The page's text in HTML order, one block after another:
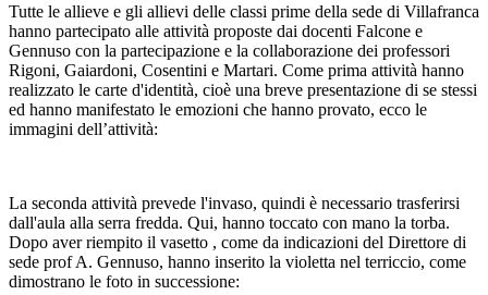
Tutte le allieve e gli allievi delle classi prime della sede di Villafranca
hanno partecipato alle attività proposte dai docenti Falcone e
Gennuso con la partecipazione e la collaborazione dei professori
Rigoni, Gaiardoni, Cosentini e Martari. Come prima attività hanno
realizzato le carte d'identità, cioè una breve presentazione di se stessi
ed hanno manifestato le emozioni che hanno provato, ecco le
immagini dell’attività:
La seconda attività prevede l'invaso, quindi è necessario trasferirsi
dall'aula alla serra fredda. Qui, hanno toccato con mano la torba.
Dopo aver riempito il vasetto , come da indicazioni del Direttore di
sede prof A. Gennuso, hanno inserito la violetta nel terriccio, come
dimostrano le foto in successione: